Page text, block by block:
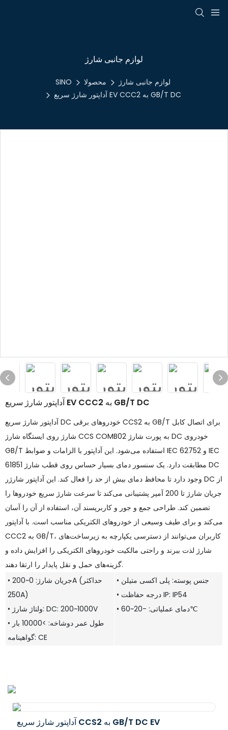
لوازم جانبی شارژ
SINO محصولا
لوازم جانبی شارژ
آداپتور شارژ سریع EV CCC2 به GB/T DC
آداپتور شارژ سریع EV CCC2 به GB/T DC
آداپتور شارژ سریع DC خودروهای برقی CCS2 به GB/T برای اتصال کابل
شارژ روی ایستگاه شارژ CCS COMB02 به پورت شارژ DC خودروی
GB/T استفاده می‌شود. این آداپتور با الزامات و ضوابط IEC 62752 و IEC
61851 مطابقت دارد. یک سنسور دمای بسیار حساس روی قطب شارژ DC
وجود دارد تا محافظ دمای بیش از حد را فعال کند. این آداپتور شارژر DC از
جریان شارژ تا 200 آمپر پشتیبانی می‌کند تا سرعت شارژ سریع خودروها را
تضمین کند. طراحی جمع و جور و کاربرپسند آن، استفاده از آن را آسان
می‌کند و برای طیف وسیعی از خودروهای الکتریکی مناسب است. با آداپتور
CCC2 به GB/T، کاربران می‌توانند از دسترسی یکپارچه به زیرساخت‌های
شارژ لذت ببرند و راحتی مالکیت خودروهای الکتریکی را افزایش داده و
گزینه‌های حمل و نقل پایدار را ارتقا دهند.
• جریان شارژ: 0~200A (حداکثر
250A)
• ولتاژ شارژ: DC: 200~1000V
• طول عمر دوشاخه: >10000 بار
گواهینامه: CE
• جنس پوسته: پلی اکسی متیلن
• درجه حفاظت IP: IP54
• دمای عملیاتی: -20~60℃
آداپتور شارژ سریع CCS2 به GB/T DC EV